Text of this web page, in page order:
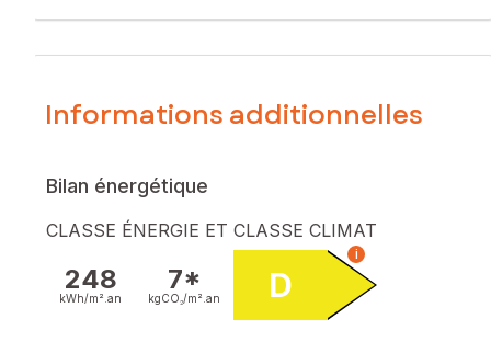
Informations additionnelles
Bilan énergétique
CLASSE ÉNERGIE ET CLASSE CLIMAT
248
kWh/m². an
7*
kgCO₂/m². an D
i